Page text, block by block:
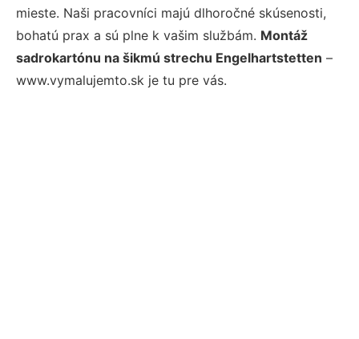
mieste. Naši pracovníci majú dlhoročné skúsenosti,
bohatú prax a sú plne k vašim službám. Montáž
sadrokartónu na šikmú strechu Engelhartstetten –
www.vymalujemto.sk je tu pre vás.